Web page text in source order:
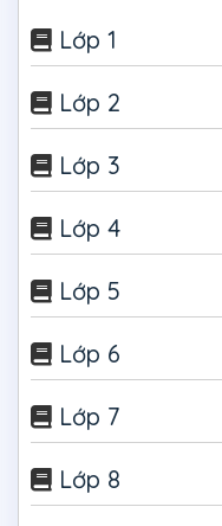
Lớp 1
Lớp 2
Lớp 3
Lớp 4
Lớp 5
Lớp 6
Lớp 7
Lớp 8